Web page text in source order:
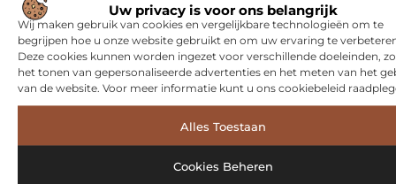
Uw privacy is voor ons belangrijk
Wij maken gebruik van cookies en vergelijkbare technologieën om te
begrijpen hoe u onze website gebruikt en om uw ervaring te
Deze cookies kunnen worden ingezet voor verschillende doeleinden,
het tonen van gepersonaliseerde advertenties en het meten van het
van de website. Voor meer informatie kunt u ons cookiebeleid
Alles Toestaan
Cookies Beheren